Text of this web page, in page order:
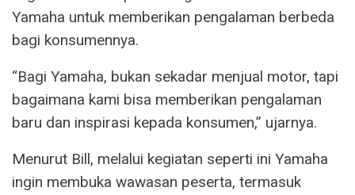
Yamaha untuk memberikan pengalaman berbeda
bagi konsumennya.
“Bagi Yamaha, bukan sekadar menjual motor, tapi
bagaimana kami bisa memberikan pengalaman
baru dan inspirasi kepada konsumen,” ujarnya.
Menurut Bill, melalui kegiatan seperti ini Yamaha
ingin membuka wawasan peserta, termasuk